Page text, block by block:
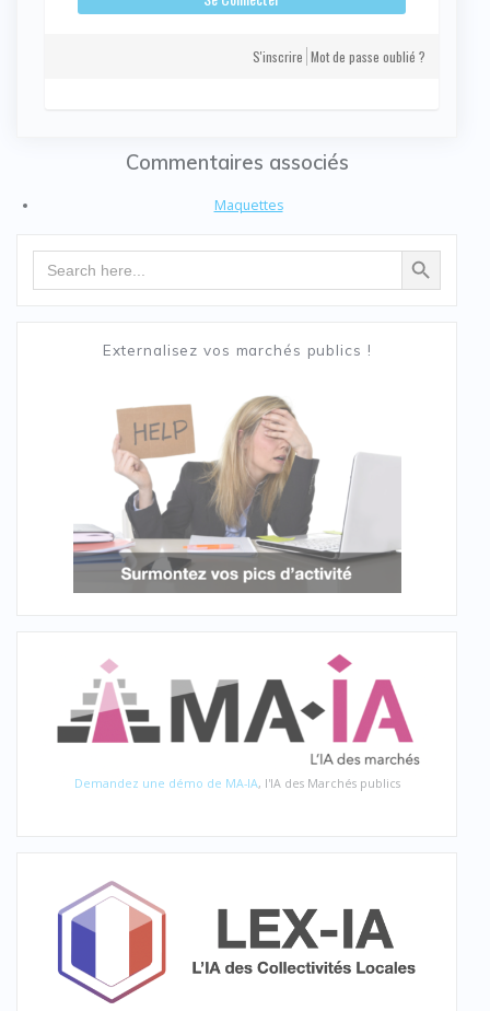
S'inscrire Mot de passe oublié ?
Commentaires associés
Maquettes
Search Search Button
Externalisez vos marchés publics !
Demandez une démo de MA-IA, l'IA des Marchés publics